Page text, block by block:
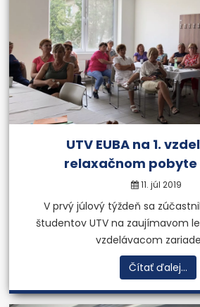
UTV EUBA na 1.
relaxačnom pobyte
11. júl 2019
V prvý júlový týždeň sa
študentov UTV na zaujímavom
vzdelávacom
Čítať ďalej...